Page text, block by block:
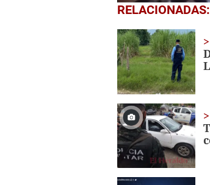
1
second
34
secondsVolume
0%
RELACIONADAS: